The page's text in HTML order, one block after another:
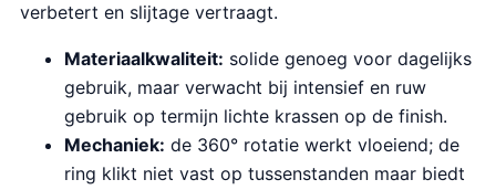
verbetert en slijtage vertraagt.
Materiaalkwaliteit: solide genoeg voor dagelijks
gebruik, maar verwacht bij intensief en ruw
gebruik op termijn lichte krassen op de finish.
Mechaniek: de 360° rotatie werkt vloeiend; de
ring klikt niet vast op tussenstanden maar biedt